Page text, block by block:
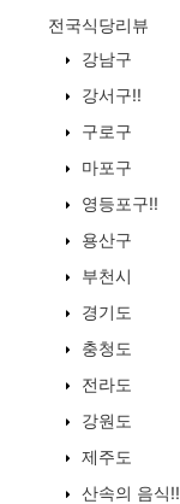
전국식당리뷰
강남구
강서구!!
구로구
마포구
영등포구!!
용산구
부천시
경기도
충청도
전라도
강원도
제주도
산속의 음식!!